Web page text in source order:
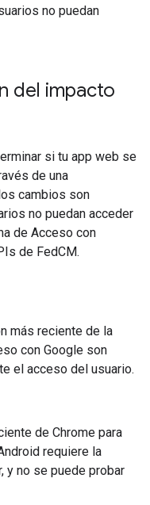
no puedan
del impacto
si tu app web se
de una
cambios son
no puedan acceder
de Acceso con
de FedCM.
más reciente de la
con Google son
el acceso del usuario.
de Chrome para
requiere la
y no se puede probar